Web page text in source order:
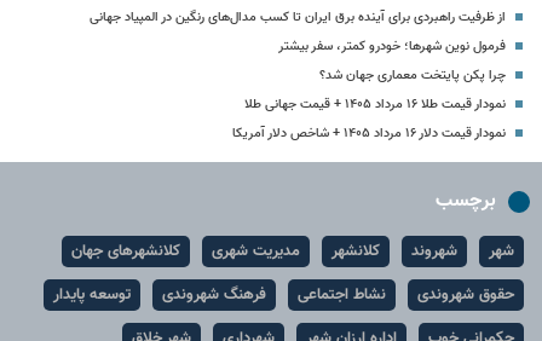
از ظرفیت راهبردی برای آینده برق ایران تا کسب مدال‌های رنگین در المپیاد جهانی
فرمول نوین شهرها؛ خودرو کمتر، سفر بیشتر
چرا پکن پایتخت معماری جهان شد؟
نمودار قیمت طلا ۱۶ مرداد ۱۴۰۵ + قیمت جهانی طلا
نمودار قیمت دلار ۱۶ مرداد ۱۴۰۵ + شاخص دلار آمریکا
برچسب
شهر شهروند کلانشهر مدیریت شهری
کلانشهرهای جهان
حقوق شهروندی
نشاط اجتماعی فرهنگ شهروندی
توسعه پایدار